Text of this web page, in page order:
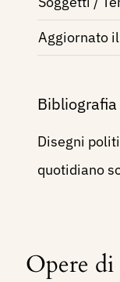
Aggiornato il
Disegni
quotidiano
Opere di